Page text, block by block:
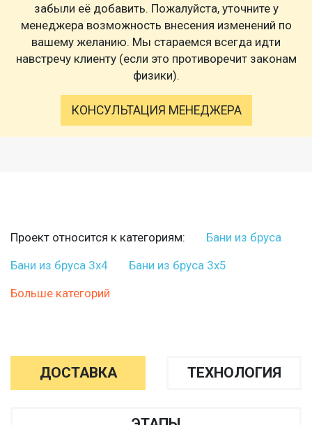
забыли её добавить. Пожалуйста, уточните у
менеджера возможность внесения изменений по
вашему желанию. Мы стараемся всегда идти
навстречу клиенту (если это противоречит законам
физики).
КОНСУЛЬТАЦИЯ МЕНЕДЖЕРА
Проект относится к категориям:
Бани из бруса
Бани из бруса 3х4
Бани из бруса 3х5
Больше категорий
ДОСТАВКА ТЕХНОЛОГИЯ